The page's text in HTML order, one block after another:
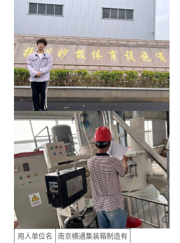
用人单位名
南京横通集装箱制造有